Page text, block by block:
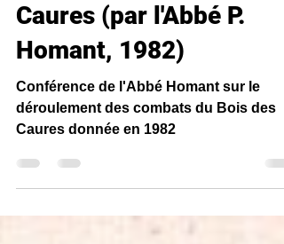
L'épopée du Bois des
Caures (par l'Abbé P.
Homant, 1982)
Conférence de l'Abbé Homant sur le
Caures donnée en 1982